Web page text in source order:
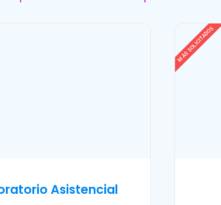
Asistencial
MÁS SOLICITADOS